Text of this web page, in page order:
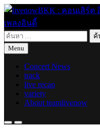
Skip
content
livenowBKK : คอนเสิร์ต อี
อินดี้
live for today
ค้นหา
สำหรับ:
Menu
Concert News
track
live recap
variety
About teamlivenow